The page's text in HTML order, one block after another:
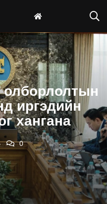
олборлолтын
иргэдийн
хангана
. 0